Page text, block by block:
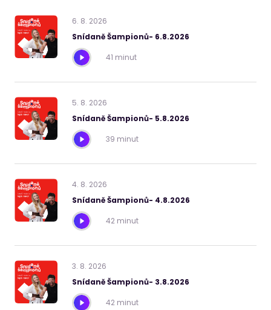
6. 8. 2026
Snídaně Šampionů- 6.8.2026
41 minut
5. 8. 2026
Snídaně Šampionů- 5.8.2026
39 minut
4. 8. 2026
Snídaně Šampionů- 4.8.2026
42 minut
3. 8. 2026
Snídaně Šampionů- 3.8.2026
42 minut